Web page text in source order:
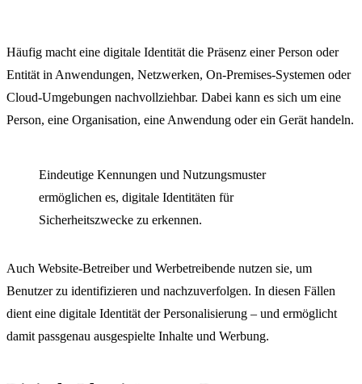
Häufig macht eine digitale Identität die Präsenz einer Person oder
Entität in Anwendungen, Netzwerken, On-Premises-Systemen oder
Cloud-Umgebungen nachvollziehbar. Dabei kann es sich um eine
Person, eine Organisation, eine Anwendung oder ein Gerät handeln.
Eindeutige Kennungen und Nutzungsmuster
ermöglichen es, digitale Identitäten für
Sicherheitszwecke zu erkennen.
Auch Website-Betreiber und Werbetreibende nutzen sie, um
Benutzer zu identifizieren und nachzuverfolgen. In diesen Fällen
dient eine digitale Identität der Personalisierung – und ermöglicht
damit passgenau ausgespielte Inhalte und Werbung.